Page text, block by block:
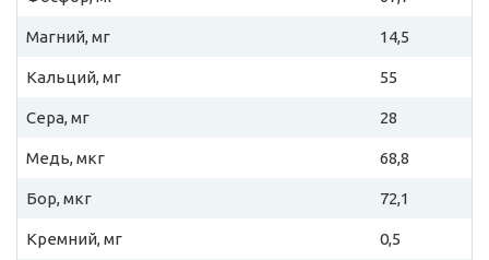
Магний, мг 14,5
Кальций, мг 55
Сера, мг 28
Медь, мкг 68,8
Бор, мкг 72,1
Кремний, мг 0,5